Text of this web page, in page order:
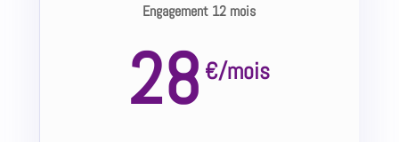
Engagement 12 mois
€
28 /mois